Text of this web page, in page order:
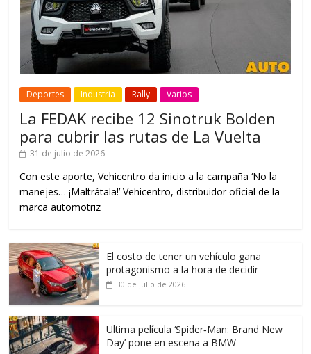
Deportes Industria Rally Varios
La FEDAK recibe 12 Sinotruk Bolden
para cubrir las rutas de La Vuelta
31 de julio de 2026
Con este aporte, Vehicentro da inicio a la campaña ‘No la
manejes… ¡Maltrátala!’ Vehicentro, distribuidor oficial de la
marca automotriz
El costo de tener un vehículo gana
protagonismo a la hora de decidir
30 de julio de 2026
Ultima película ‘Spider‑Man: Brand New
Day’ pone en escena a BMW